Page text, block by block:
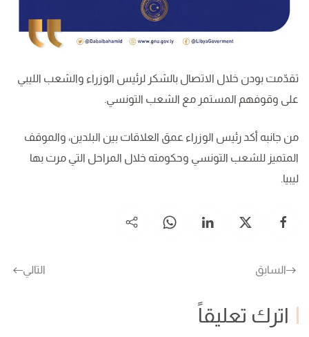
تقدّمت بودن خلال الاتصال بالشكر لرئيس الوزراء والشعب الليبي
على وقوفهم المستمر مع الشعب التونسي.
من جانبه أكد رئيس الوزراء عمق العلاقات بين البلدين، والموقف
المتميز للشعب التونسي وحكومته خلال المراحل التي مرت بها
ليبيا.
السابق التالي
اترك تعليقاً